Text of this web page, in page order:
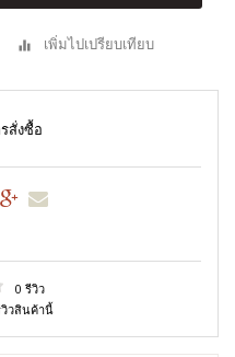
เพิ่มไปเปรียบเทียบ
สั่งซื้อ
0 รีวิว
วสินค้านี้